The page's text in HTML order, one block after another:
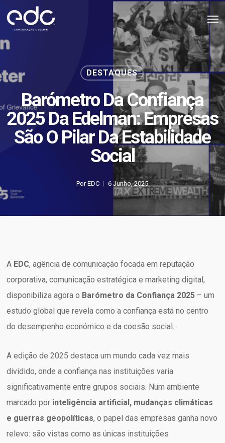
main
DESTAQUES
Barómetro Da Confiança
2025 Da Edelman: Empresas
São O Pilar Da Estabilidade
Social
Por EDC 6 Junho, 2025
A EDC, agência de comunicação focada em reputação
corporativa, comunicação estratégica e marketing digital,
disponibiliza agora o Barómetro da Confiança 2025 – um
estudo global que revela como a confiança está no centro
do desempenho económico e da coesão social.
A edição de 2025 destaca um mundo cada vez mais
dividido, onde a confiança nas instituições varia
significativamente entre grupos sociais. Num ambiente
marcado por inteligência artificial, mudanças climáticas
e guerras geopolíticas, o papel das empresas ganha novo
relevo: são vistas como as únicas instituições